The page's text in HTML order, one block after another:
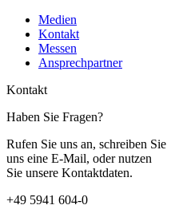
Medien
Kontakt
Messen
Ansprechpartner
Kontakt
Haben Sie Fragen?
Rufen Sie uns an, schreiben Sie
uns eine E-Mail, oder nutzen
Sie unsere Kontaktdaten.
+49 5941 604-0